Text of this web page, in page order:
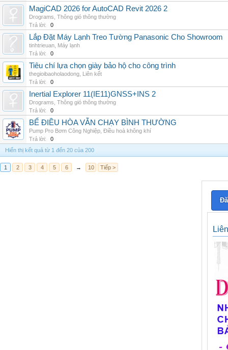
MagiCAD 2026 for AutoCAD Revit 2026 2
Drograms Thông gió thông thường
Trả lời:
0
Lắp Đặt Máy Lạnh Treo Tường Panasonic Cho Showroom
tinhtrieuan Máy lạnh
Trả lời:
0
Tiêu chí lựa chọn giày bảo hộ cho công trình
thegioibaoholaodong Liên kết
Trả lời:
0
Inertial Explorer 11(IE11)GNSS+INS 2
Drograms Thông gió thông thường
Trả lời:
0
BỂ ĐIỀU HÒA VẪN CHẠY BÌNH THƯỜNG
Pump Pro Bơm Công Nghiệp Điều hoà không khí
Trả lời:
0
Hiển thị kết quả từ 1 đến 20 của 200
1 2 3 4 5 6 → 10 Tiếp >